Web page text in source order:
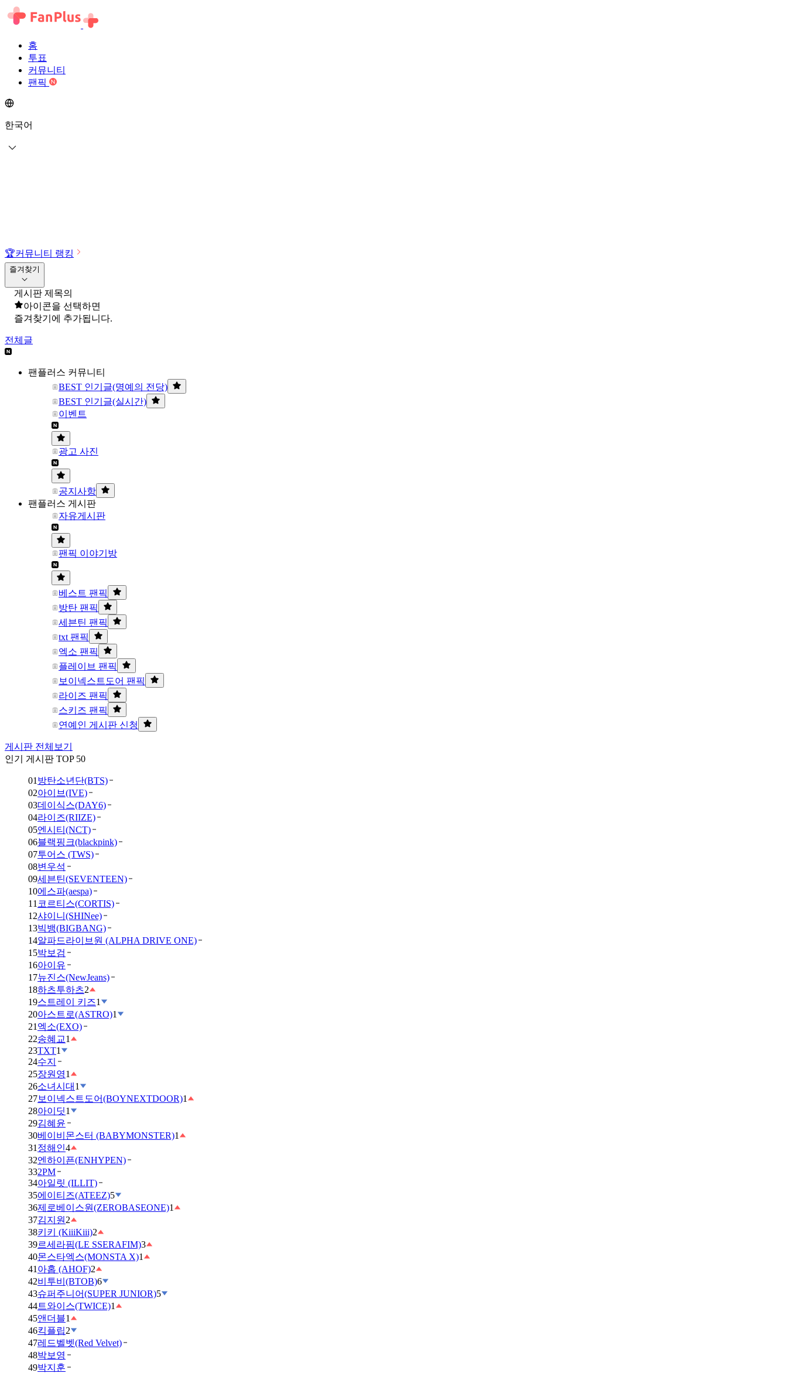
홈
투표
커뮤니티
팬픽
한국어
🏆커뮤니티 랭킹
즐겨찾기
게시판 제목의
아이콘을 선택하면
즐겨찾기에 추가됩니다.
전체글
팬플러스 커뮤니티
BEST 인기글(명예의 전당)
BEST 인기글(실시간)
이벤트
광고 사진
공지사항
팬플러스 게시판
자유게시판
팬픽 이야기방
베스트 팬픽
방탄 팬픽
세븐틴 팬픽
txt 팬픽
엑소 팬픽
플레이브 팬픽
보이넥스트도어 팬픽
라이즈 팬픽
스키즈 팬픽
연예인 게시판 신청
게시판 전체보기
인기 게시판 TOP 50
01 방탄소년단(BTS)
02아이브(IVE)
03데이식스(DAY6)
04라이즈(RIIZE)
05엔시티(NCT)
06블랙핑크(blackpink)
07투어스 (TWS)
08변우석
09세븐틴(SEVENTEEN)
10에스파(aespa)
11 코르티스(CORTIS)
12샤이니(SHINee)
13빅뱅(BIGBANG)
14알파드라이브원 (ALPHA DRIVE ONE)
15박보검
16아이유
17뉴진스(NewJeans)
18하츠투하츠2
19스트레이 키즈1
20아스트로(ASTRO)1
21 엑소(EXO)
22송혜교1
23TXT1
24수지
25장원영1
26소녀시대 1
27보이넥스트도어(BOYNEXTDOOR)1
28아이딧1
29김혜윤
30베이비몬스터 (BABYMONSTER)1
31 정해인4
32엔하이픈(ENHYPEN)
332PM
34아일릿 (ILLIT)
35에이티즈(ATEEZ)5
36제로베이스원(ZEROBASEONE)1
37김지원 2
38키키 (KiiiKiii)2
39르세라핌(LE SSERAFIM)3
40몬스타엑스(MONSTA X)1
41 아홉 (AHOF)2
42비투비(BTOB)6
43슈퍼주니어(SUPER JUNIOR)5
44트와이스(TWICE)1
45앤더블1
46킥플립2
47레드벨벳(Red Velvet)
48박보영
49박지훈